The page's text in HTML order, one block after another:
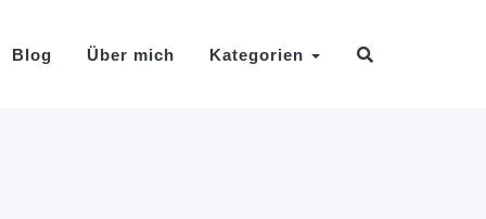
Blog Über mich Kategorien